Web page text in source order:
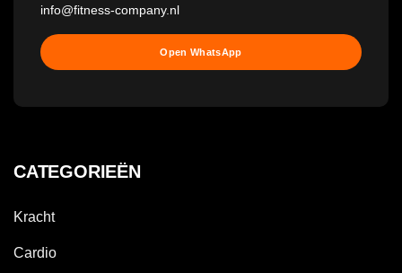
info@fitness-company.nl
Open WhatsApp
CATEGORIEËN
Kracht
Cardio